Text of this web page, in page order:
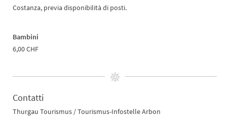
Costanza, previa disponibilità di posti.
Bambini
6,00 CHF
Contatti
Thurgau Tourismus / Tourismus-Infostelle Arbon